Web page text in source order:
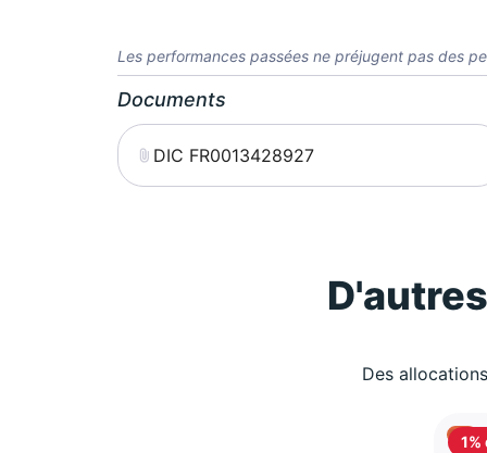
Les performances passées ne préjugent pas des
Documents
DIC FR0013428927
Des
1%